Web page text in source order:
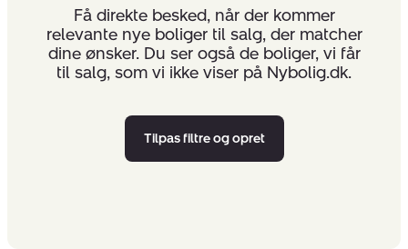
Få direkte besked, når der kommer
relevante nye boliger til salg, der matcher
dine ønsker. Du ser også de boliger, vi får
til salg, som vi ikke viser på Nybolig.dk.
Tilpas filtre og opret